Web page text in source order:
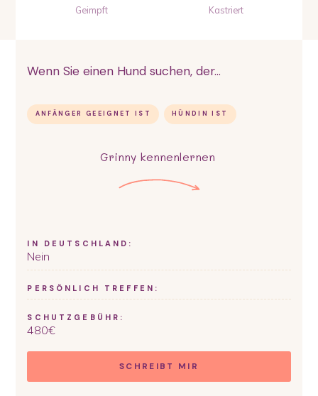
Geimpft Kastriert
Wenn Sie einen Hund suchen, der...
ANFÄNGER GEEIGNET IST HÜNDIN IST
Grinny kennenlernen
IN DEUTSCHLAND:
Nein
PERSÖNLICH TREFFEN:
SCHUTZGEBÜHR:
480€
SCHREIBT MIR